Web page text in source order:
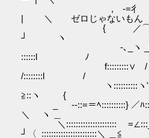
, -=彳 j{ ゝ
| ＼ ゼロじゃないもん
{ ／⌒)_ヽ 丁
┘ ヽ
ゝ-､_ヽ _(ノ )_
::::::l ﾉ
f:::::::::∨ /＞'⌒ヽ
/::::::::l /
ヽ::::::::::ヽ
≧::ヽ {
_ -‐::=＝ﾍ::::::::::} ／ﾊ
＼ ヽ ＿
＼::::::::::::::::::::: ゝ=∠:::_}
┘〈_:::::::::::::::::::::::＼ ＿≦_